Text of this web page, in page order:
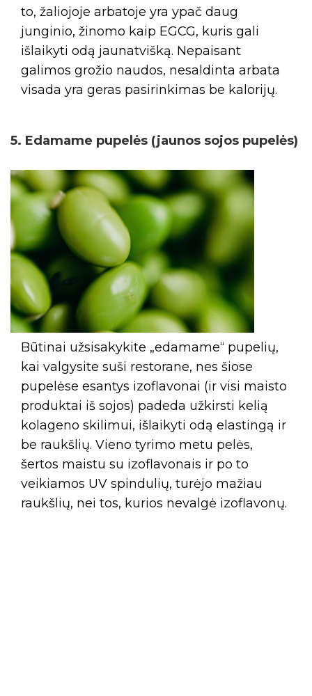
to, žaliojoje arbatoje yra ypač daug
junginio, žinomo kaip EGCG, kuris gali
išlaikyti odą jaunatvišką. Nepaisant
galimos grožio naudos, nesaldinta arbata
visada yra geras pasirinkimas be kalorijų.
5. Edamame pupelės (jaunos sojos pupelės)
Būtinai užsisakykite „edamame“ pupelių,
kai valgysite suši restorane, nes šiose
pupelėse esantys izoflavonai (ir visi maisto
produktai iš sojos) padeda užkirsti kelią
kolageno skilimui, išlaikyti odą elastingą ir
be raukšlių. Vieno tyrimo metu pelės,
šertos maistu su izoflavonais ir po to
veikiamos UV spindulių, turėjo mažiau
raukšlių, nei tos, kurios nevalgė izoflavonų.